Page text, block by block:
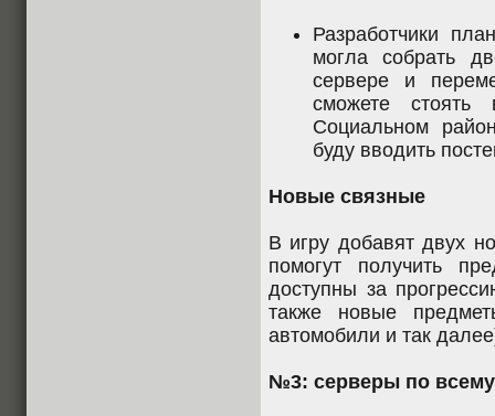
Разработчики
могла собрать
сервере и
сможете
Социальном
буду вводить
Новые связные
В игру добавят двух
помогут получить
доступны за
также новые
автомобили и так
№3: серверы по